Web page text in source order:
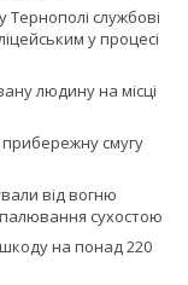
службові
у процесі
людину на місці
смугу
від вогню
сухостою
на понад 220